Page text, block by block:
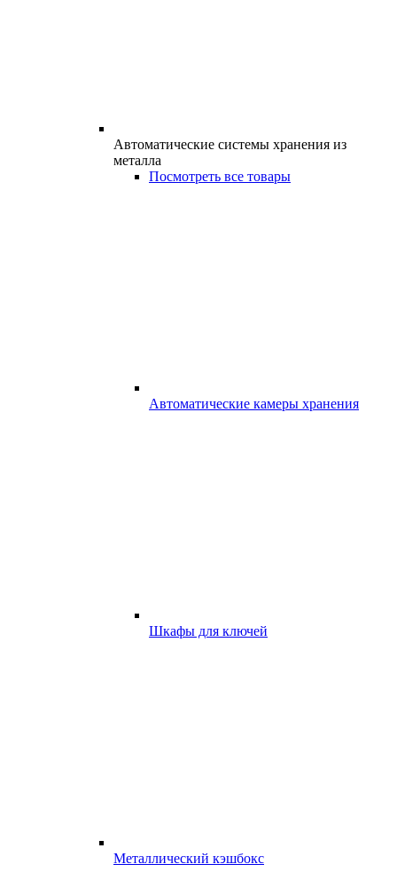
Автоматические системы хранения из
металла
Посмотреть все товары
Автоматические камеры хранения
Шкафы для ключей
Металлический кэшбокс